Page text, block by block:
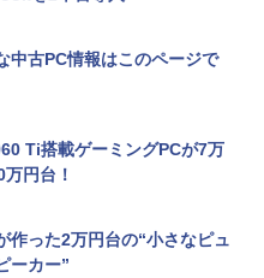
中古PC情報はこのページで
Ti搭載ゲーミングPCが7万
円台！
作った2万円台の“小さなピュ
ーカー”